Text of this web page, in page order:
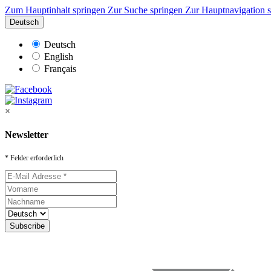
Zum Hauptinhalt springen Zur Suche springen Zur Hauptnavigation
Deutsch
Deutsch
English
Français
×
Newsletter
* Felder erforderlich